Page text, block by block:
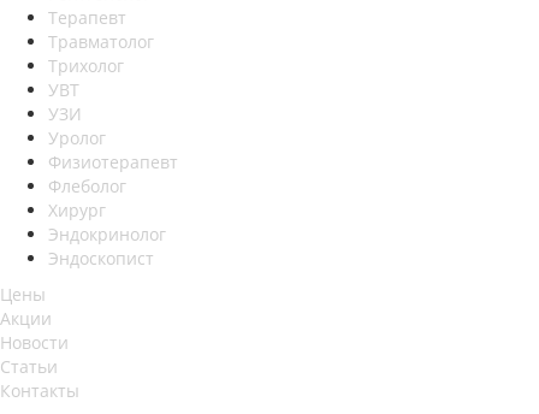
Терапевт
Травматолог
Трихолог
УВТ
УЗИ
Уролог
Физиотерапевт
Флеболог
Хирург
Эндокринолог
Эндоскопист
Цены
Акции
Новости
Статьи
Контакты